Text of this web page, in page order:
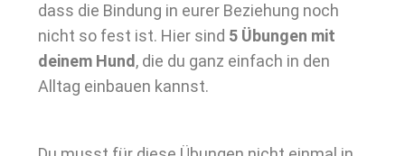
dass die Bindung in eurer Beziehung noch
nicht so fest ist. Hier sind 5 Übungen mit
deinem Hund , die du ganz einfach in den
Alltag einbauen kannst.